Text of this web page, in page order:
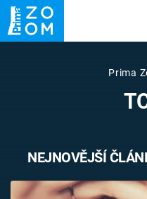
UFO
VETŘELCI
Témata
Prima
NEJNOVĚJŠÍ